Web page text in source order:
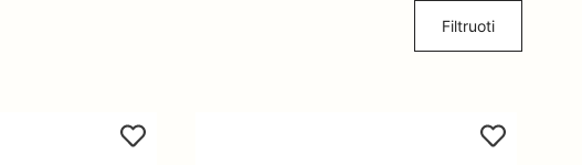
Filtruoti